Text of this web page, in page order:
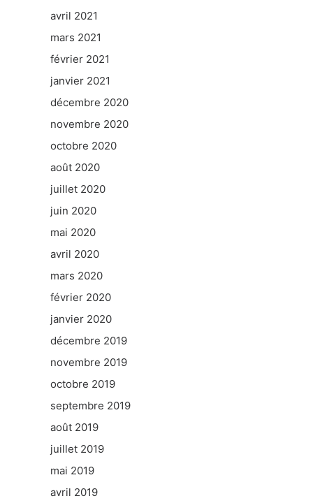
avril 2021
mars 2021
février 2021
janvier 2021
décembre 2020
novembre 2020
octobre 2020
août 2020
juillet 2020
juin 2020
mai 2020
avril 2020
mars 2020
février 2020
janvier 2020
décembre 2019
novembre 2019
octobre 2019
septembre 2019
août 2019
juillet 2019
mai 2019
avril 2019